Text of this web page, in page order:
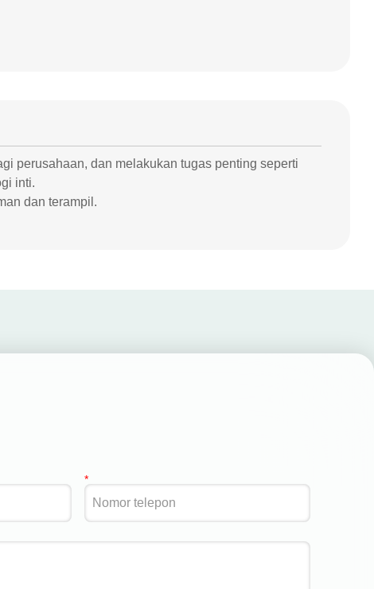
perusahaan, dan melakukan tugas penting seperti
inti.
dan terampil.